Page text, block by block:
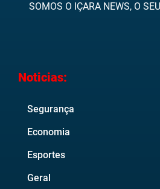
SOMOS O IÇARA NEWS, O
Noticias:
Segurança
Economia
Esportes
Geral